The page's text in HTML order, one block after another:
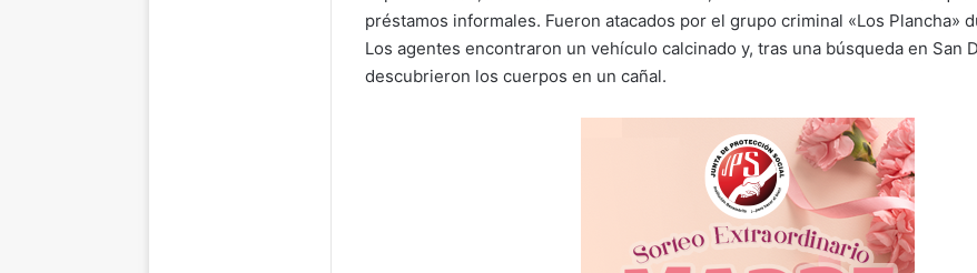
préstamos informales. Fueron atacados por el grupo criminal «Los Plancha»
Los agentes encontraron un vehículo calcinado y, tras una búsqueda en San
descubrieron los cuerpos en un cañal.